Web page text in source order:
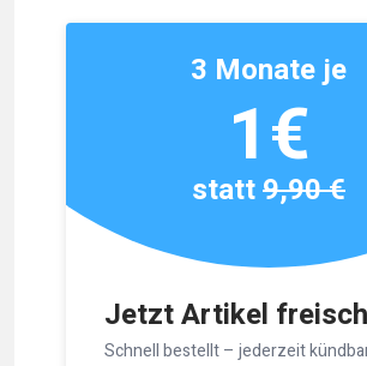
Jetzt Artikel
Schnell bestellt – jederzeit
3 Monate je
1€
statt9,90 €